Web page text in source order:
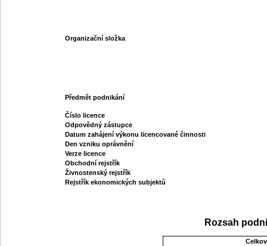
Organizační složka
Předmět podnikání
Číslo licence
Odpovědný zástupce
Datum zahájení výkonu licencované činnosti
Den vzniku oprávnění
Verze licence
Obchodní rejstřík
Živnostenský rejstřík
Rejstřík ekonomických subjektů
Rozsah